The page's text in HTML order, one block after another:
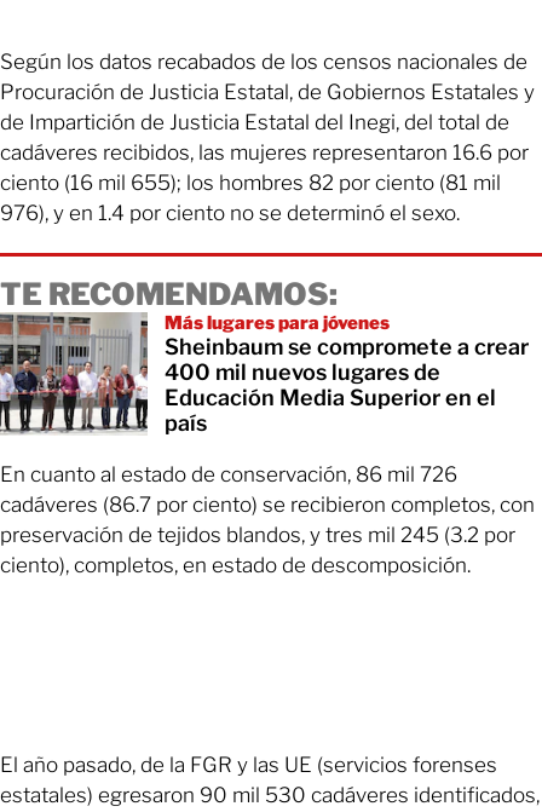
Según los datos recabados de los censos nacionales de
Procuración de Justicia Estatal, de Gobiernos Estatales y
de Impartición de Justicia Estatal del Inegi, del total de
cadáveres recibidos, las mujeres representaron 16.6 por
ciento (16 mil 655); los hombres 82 por ciento (81 mil
976), y en 1.4 por ciento no se determinó el sexo.
TE RECOMENDAMOS:
Más lugares para jóvenes
Sheinbaum se compromete a crear
400 mil nuevos lugares de
Educación Media Superior en el
país
En cuanto al estado de conservación, 86 mil 726
cadáveres (86.7 por ciento) se recibieron completos, con
preservación de tejidos blandos, y tres mil 245 (3.2 por
ciento), completos, en estado de descomposición.
El año pasado, de la FGR y las UE (servicios forenses
estatales) egresaron 90 mil 530 cadáveres identificados,